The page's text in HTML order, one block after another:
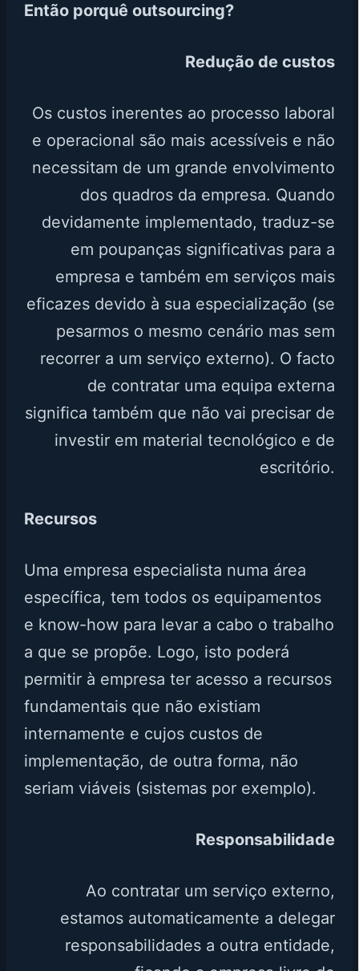
Então porquê outsourcing?
Redução de custos
Os custos inerentes ao processo laboral
e operacional são mais acessíveis e não
necessitam de um grande envolvimento
dos quadros da empresa. Quando
devidamente implementado, traduz-se
em poupanças significativas para a
empresa e também em serviços mais
eficazes devido à sua especialização (se
pesarmos o mesmo cenário mas sem
recorrer a um serviço externo). O facto
de contratar uma equipa externa
significa também que não vai precisar de
investir em material tecnológico e de
escritório.
Recursos
Uma empresa especialista numa área
específica, tem todos os equipamentos
e know-how para levar a cabo o trabalho
a que se propõe. Logo, isto poderá
permitir à empresa ter acesso a recursos
fundamentais que não existiam
internamente e cujos custos de
implementação, de outra forma, não
seriam viáveis (sistemas por exemplo).
Responsabilidade
Ao contratar um serviço externo,
estamos automaticamente a delegar
responsabilidades a outra entidade,